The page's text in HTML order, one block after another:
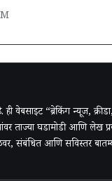
ही वेबसाइट “ब्रेकिंग न्यूज,
ताज्या घडामोडी आणि लेख
संबंधित आणि सविस्तर